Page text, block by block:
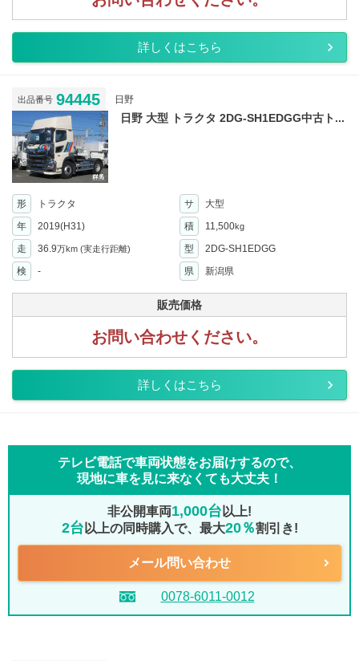
詳しくはこちら
出品番号 94445 日野
日野 大型 トラクタ 2DG-SH1EDGG中古ト...
形 トラクタ サ
大型
年
2019(H31) 積 11,500kg
走 36.9万km (実走行距離) 型
2DG-SH1EDGG
検
- 県 新潟県
販売価格
お問い合わせください。
詳しくはこちら
テレビ電話で車両状態をお届けするので、
現地に車を見に来なくても大丈夫！
非公開車両1,000台 以上!
2台 以上の同時購入で、最大20％割引き!
メール問い合わせ
0078-6011-0012